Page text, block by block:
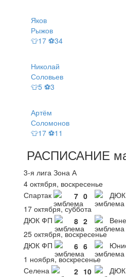
Яков
Рыжов
👕17 ⚽34
Николай
Соловьев
👕5 ⚽3
Артём
Соломонов
👕17 ⚽11
РАСПИСАНИЕ
3-я лига Зона А
4 октября, воскресенье
Спартак
7 0
17 октября, суббота
ДЮК ФП
8 2
25 октября, воскресенье
ДЮК ФП
6 6
1 ноября, воскресенье
Селена
2 10